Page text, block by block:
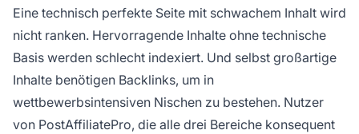
Eine technisch perfekte Seite mit schwachem Inhalt wird
nicht ranken. Hervorragende Inhalte ohne technische
Basis werden schlecht indexiert. Und selbst großartige
Inhalte benötigen Backlinks, um in
wettbewerbsintensiven Nischen zu bestehen. Nutzer
von PostAffiliatePro, die alle drei Bereiche konsequent